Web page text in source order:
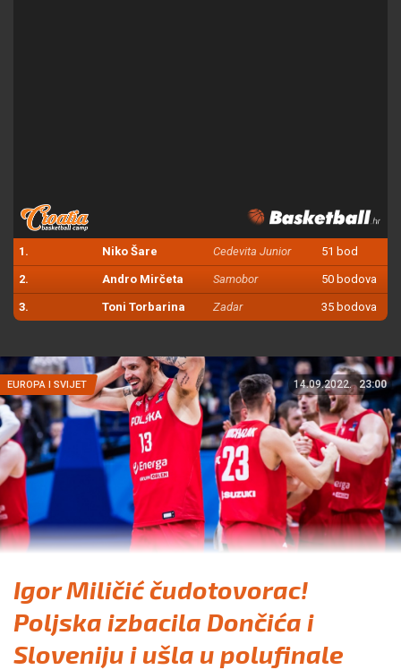
1. Niko Šare Cedevita Junior 51 bod
2. Andro Mirčeta Samobor 50 bodova
3. Toni Torbarina Zadar 35 bodova
EUROPA I SVIJET 14.09.2022. 23:00
Igor Miličić čudotovorac!
Poljska izbacila Dončića i
Sloveniju i ušla u polufinale